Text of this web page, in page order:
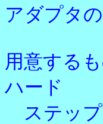
アダプタの
用意する
ハード
ステップ